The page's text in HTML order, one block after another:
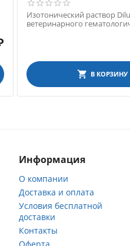
Изотонический раствор
ветеринарного
В КОРЗИНУ
Информация
О компании
Доставка и оплата
Условия бесплатной
доставки
Контакты